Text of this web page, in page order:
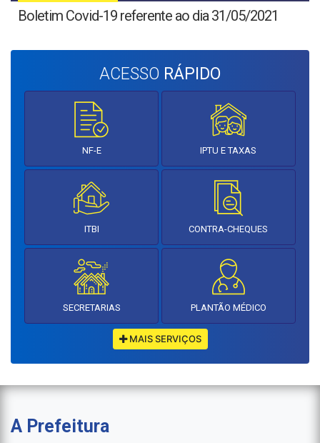
Boletim Covid-19 referente ao dia 31/05/2021
ACESSO RÁPIDO
NF-E IPTU E TAXAS
ITBI CONTRA-CHEQUES
SECRETARIAS PLANTÃO MÉDICO
MAIS SERVIÇOS
A Prefeitura